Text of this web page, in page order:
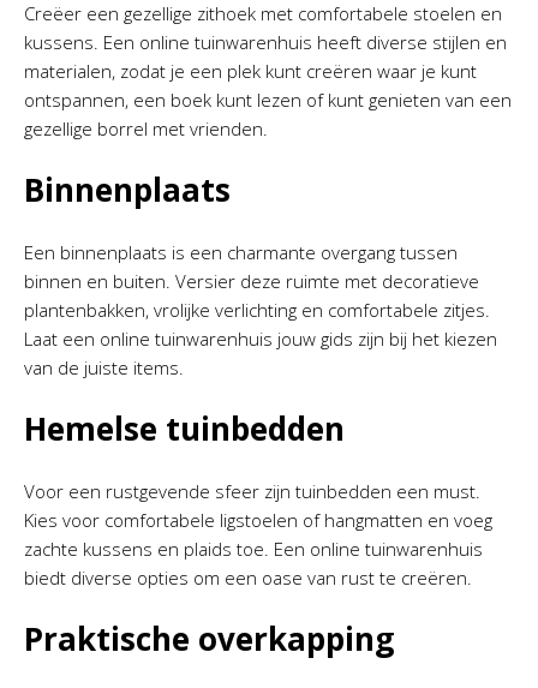
Creëer een gezellige zithoek met comfortabele stoelen en
kussens. Een online tuinwarenhuis heeft diverse stijlen en
materialen, zodat je een plek kunt creëren waar je kunt
ontspannen, een boek kunt lezen of kunt genieten van een
gezellige borrel met vrienden.
Binnenplaats
Een binnenplaats is een charmante overgang tussen
binnen en buiten. Versier deze ruimte met decoratieve
plantenbakken, vrolijke verlichting en comfortabele zitjes.
Laat een online tuinwarenhuis jouw gids zijn bij het kiezen
van de juiste items.
Hemelse tuinbedden
Voor een rustgevende sfeer zijn tuinbedden een must.
Kies voor comfortabele ligstoelen of hangmatten en voeg
zachte kussens en plaids toe. Een online tuinwarenhuis
biedt diverse opties om een oase van rust te creëren.
Praktische overkapping